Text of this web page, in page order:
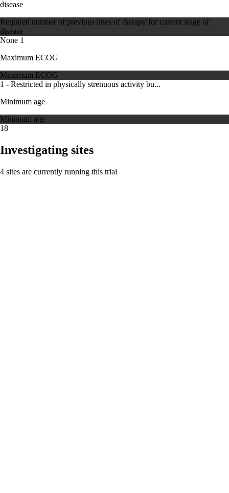
disease
Required number of previous lines of therapy for current stage of
disease
None 1
Maximum ECOG
Maximum ECOG
1 - Restricted in physically strenuous activity bu...
Minimum age
Minimum age
18
Investigating sites
4 sites are currently running this trial